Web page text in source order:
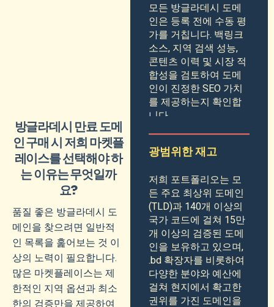
방글라데시 만료 도메
인 구매 시 저희 마켓플
레이스를 선택해야 하
는 이유는 무엇일까
요?
품질 좋은 방글라데시 도
메인을 찾으려면 일반적
인 목록을 훑어보는 것 이
상의 노력이 필요합니다.
많은 마켓플레이스는 제
한적인 지역 옵션과 최소
한의 검증만을 제공하여
모든 방글라데시 도메
인은 등록 전에 수동 평
가를 거칩니다. 백링크
소스, 지역 검색 성능,
콘텐츠 이력 및 시장 적
합성을 검토하여 도메
인이 진정한 SEO 가치
를 제공하는지 확인합
니다.
광범위한 재고
저희 포트폴리오는 모
든 주요 최상위 도메인
(TLD)과 140개 이상의
국가 코드에 걸쳐 15만
개 이상의 검증된 도메
인을 보유하고 있으며,
.bd 확장자를 비롯하여
다양한 분야와 예산에
걸쳐 현지에서 확고한
권위를 가진 도메인을